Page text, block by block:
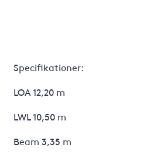
Specifikationer:
LOA 12,20 m
LWL 10,50 m
Beam 3,35 m